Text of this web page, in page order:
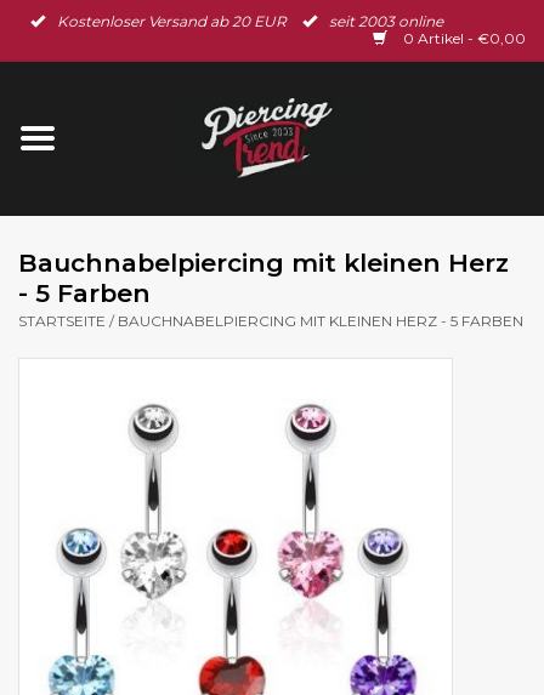
Kostenloser Versand ab 20 EUR
seit 2003 online
0 Artikel - €0,00
Startseite
Ohrschmuck
Bauchnabelpiercing mit kleinen Herz
- 5 Farben
STARTSEITE / BAUCHNABELPIERCING MIT KLEINEN HERZ - 5 FARBEN